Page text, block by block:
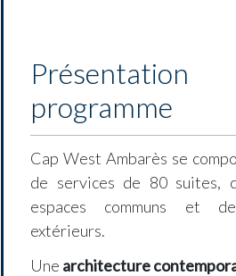
programme
Cap West Ambarès se
de services de 80 suites,
espaces communs et
extérieurs.
Une architecture